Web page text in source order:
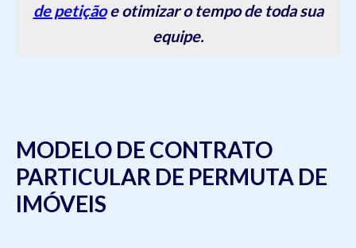
de petiçãoe otimizar o tempo de toda sua
equipe.
MODELO DE CONTRATO
PARTICULAR DE PERMUTA DE
IMÓVEIS